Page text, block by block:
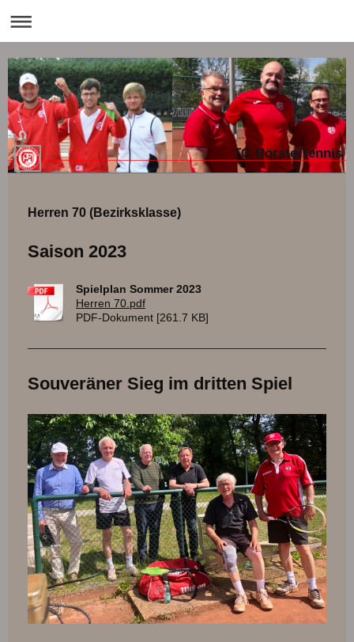
TG Hörste Tennis
Herren 70 (Bezirksklasse)
Saison 2023
Spielplan Sommer 2023
Herren 70.pdf
PDF-Dokument [261.7 KB]
Souveräner Sieg im dritten Spiel